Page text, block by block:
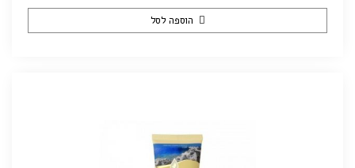
הוספה לסל